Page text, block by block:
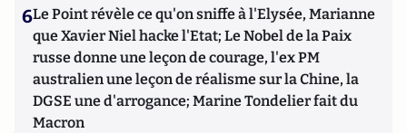
6Le Point révèle ce qu'on sniffe à l'Elysée, Marianne
que Xavier Niel hacke l'Etat; Le Nobel de la Paix
russe donne une leçon de courage, l'ex PM
australien une leçon de réalisme sur la Chine, la
DGSE une d'arrogance; Marine Tondelier fait du
Macron